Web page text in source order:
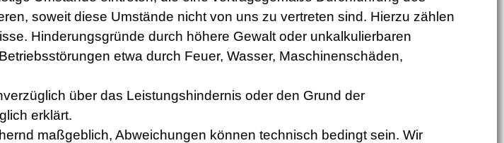
soweit diese Umstände nicht von uns zu vertreten sind. Hierzu zählen
Hinderungsgründe durch höhere Gewalt oder unkalkulierbaren
etwa durch Feuer, Wasser, Maschinenschäden,
über das Leistungshindernis oder den Grund der
erklärt.
maßgeblich, Abweichungen können technisch bedingt sein. Wir